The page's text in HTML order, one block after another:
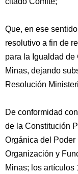
Que, en ese
resolutivo a fin de
para la Igualdad
Minas, dejando
Resolución
De conformidad
de la Constitución
Orgánica del Poder
Organización y
Minas; los artículos